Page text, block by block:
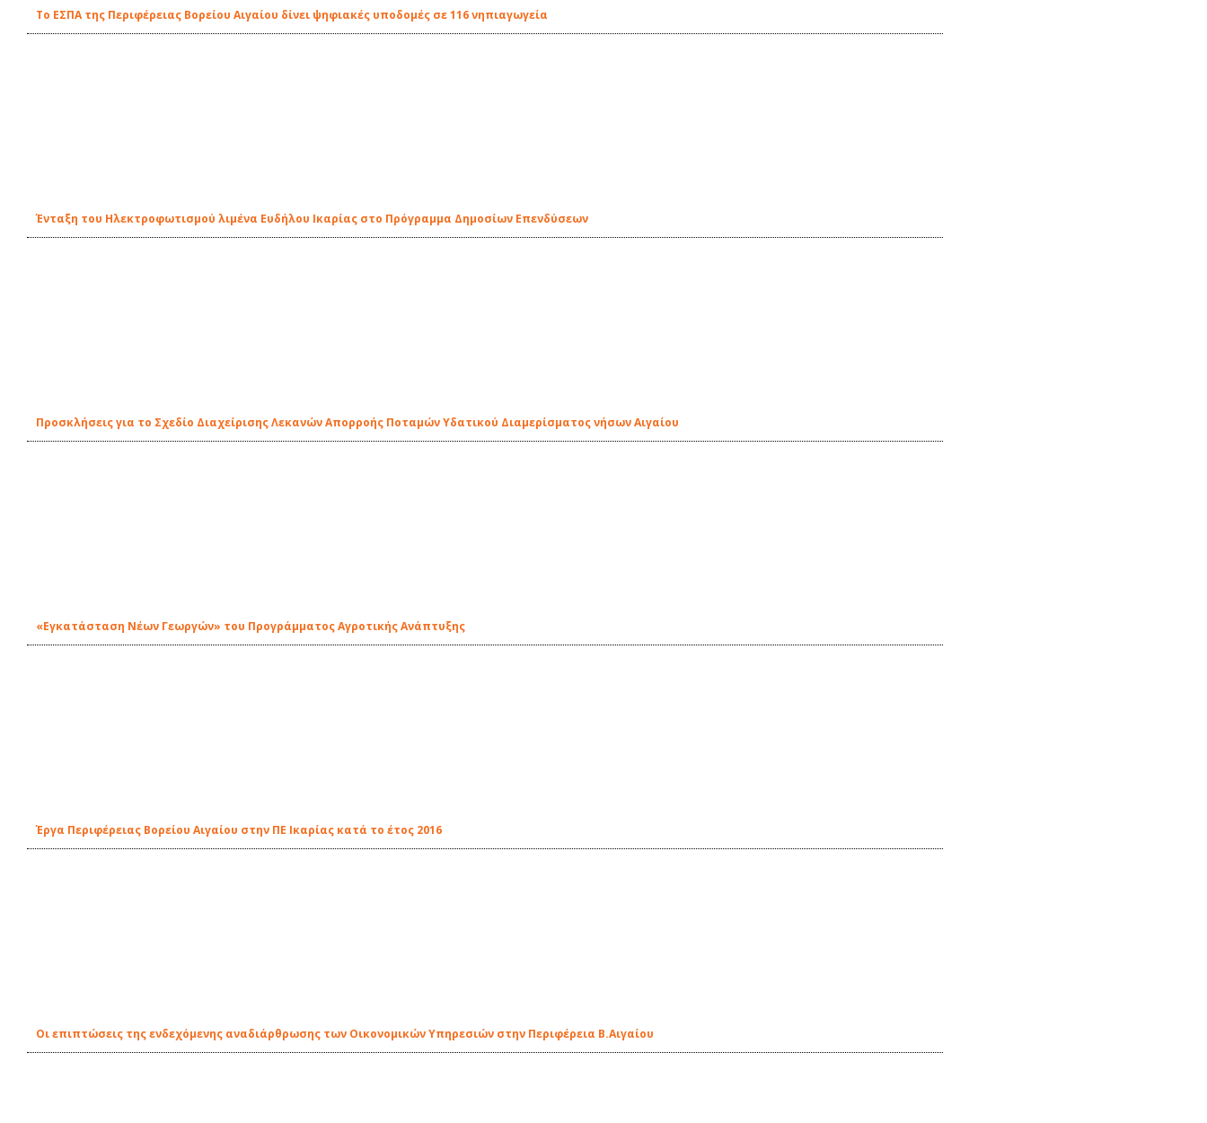
Το ΕΣΠΑ της Περιφέρειας Βορείου Αιγαίου δίνει ψηφιακές υποδομές σε 116 νηπιαγωγεία
Ένταξη του Ηλεκτροφωτισμού λιμένα Ευδήλου Ικαρίας στο Πρόγραμμα Δημοσίων Επενδύσεων
Προσκλήσεις για το Σχεδίο Διαχείρισης Λεκανών Απορροής Ποταμών Υδατικού Διαμερίσματος νήσων Αιγαίου
«Εγκατάσταση Νέων Γεωργών» του Προγράμματος Αγροτικής Ανάπτυξης
Έργα Περιφέρειας Βορείου Αιγαίου στην ΠΕ Ικαρίας κατά το έτος 2016
Οι επιπτώσεις της ενδεχόμενης αναδιάρθρωσης των Οικονομικών Υπηρεσιών στην Περιφέρεια Β.Αιγαίου